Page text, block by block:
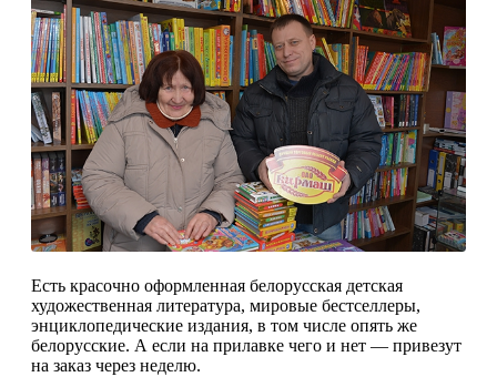
Есть красочно оформленная белорусская детская
художественная литература, мировые бестселлеры,
энциклопедические издания, в том числе опять же
белорусские. А если на прилавке чего и нет — привезут
на заказ через неделю.